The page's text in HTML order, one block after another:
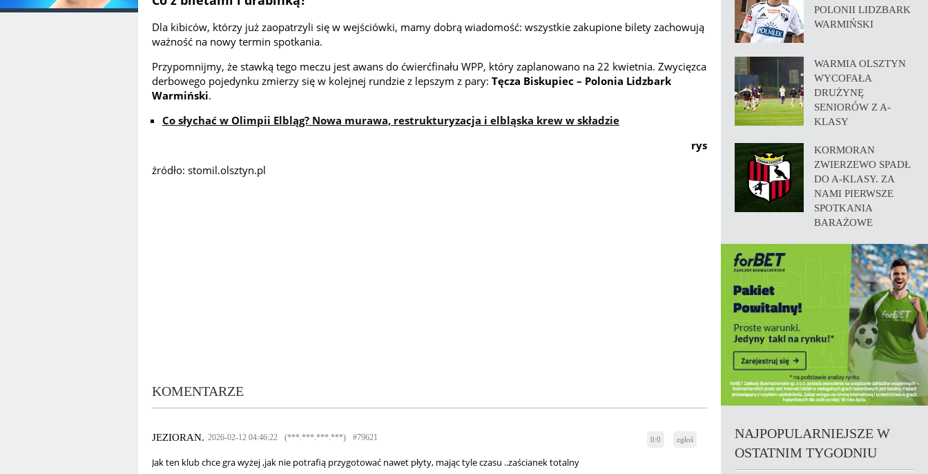
Dla kibiców, którzy już zaopatrzyli się w wejściówki, mamy dobrą wiadomość: wszystkie zakupione bilety zachowują
ważność na nowy termin spotkania.
Przypomnijmy, że stawką tego meczu jest awans do ćwierćfinału WPP, który zaplanowano na 22 kwietnia. Zwycięzca
derbowego pojedynku zmierzy się w kolejnej rundzie z lepszym z pary: Tęcza Biskupiec – Polonia Lidzbark
Warmiński.
Co słychać w Olimpii Elbląg? Nowa murawa, restrukturyzacja i elbląska krew w składzie
rys
źródło: stomil.olsztyn.pl
KOMENTARZE
JEZIORAN. 2026-02-12 04:46:22 (***.***.***.***) #79621 0:0 zgłoś
Jak ten klub chce gra wyżej ,jak nie potrafią przygotować nawet płyty, mając tyle czasu ..zaścianek totalny
POLONII LIDZBARK
WARMIŃSKI
WARMIA OLSZTYN
WYCOFAŁA
DRUŻYNĘ
SENIORÓW Z A-
KLASY
KORMORAN
ZWIERZEWO SPADŁ
DO A-KLASY. ZA
NAMI PIERWSZE
SPOTKANIA
BARAŻOWE
NAJPOPULARNIEJSZE W
OSTATNIM TYGODNIU